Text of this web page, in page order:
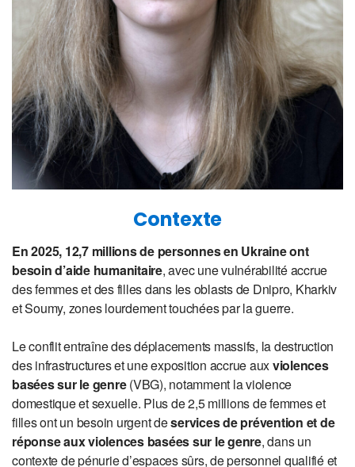
Contexte
En 2025, 12,7 millions de personnes en Ukraine ont
besoin d’aide humanitaire, avec une vulnérabilité accrue
des femmes et des filles dans les oblasts de Dnipro, Kharkiv
et Soumy, zones lourdement touchées par la guerre.
Le conflit entraîne des déplacements massifs, la destruction
des infrastructures et une exposition accrue auxviolences
basées sur le genre(VBG), notamment la violence
domestique et sexuelle. Plus de 2,5 millions de femmes et
filles ont un besoin urgent deservices de prévention et de
réponse aux violences basées sur le genre, dans un
contexte de pénurie d’espaces sûrs, de personnel qualifié et